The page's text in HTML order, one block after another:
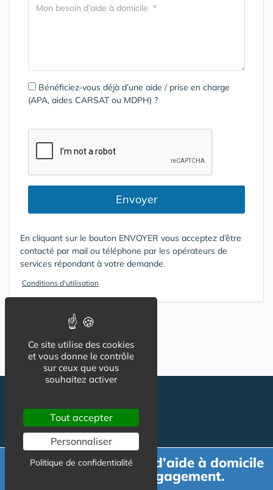
Bénéficiez-vous déjà d’une aide / prise en charge
(APA, aides CARSAT ou MDPH) ?
Envoyer
En cliquant sur le bouton ENVOYER vous acceptez d’être
contacté par mail ou téléphone par les opérateurs de
services répondant à votre demande.
Conditions d'utilisation
CGU
Demande de devis d’aide à domicile
gratuit et sans engagement.
Ce site utilise des cookies
et vous donne le contrôle
sur ceux que vous
souhaitez activer
Tout accepter
Personnaliser
Politique de confidentialité